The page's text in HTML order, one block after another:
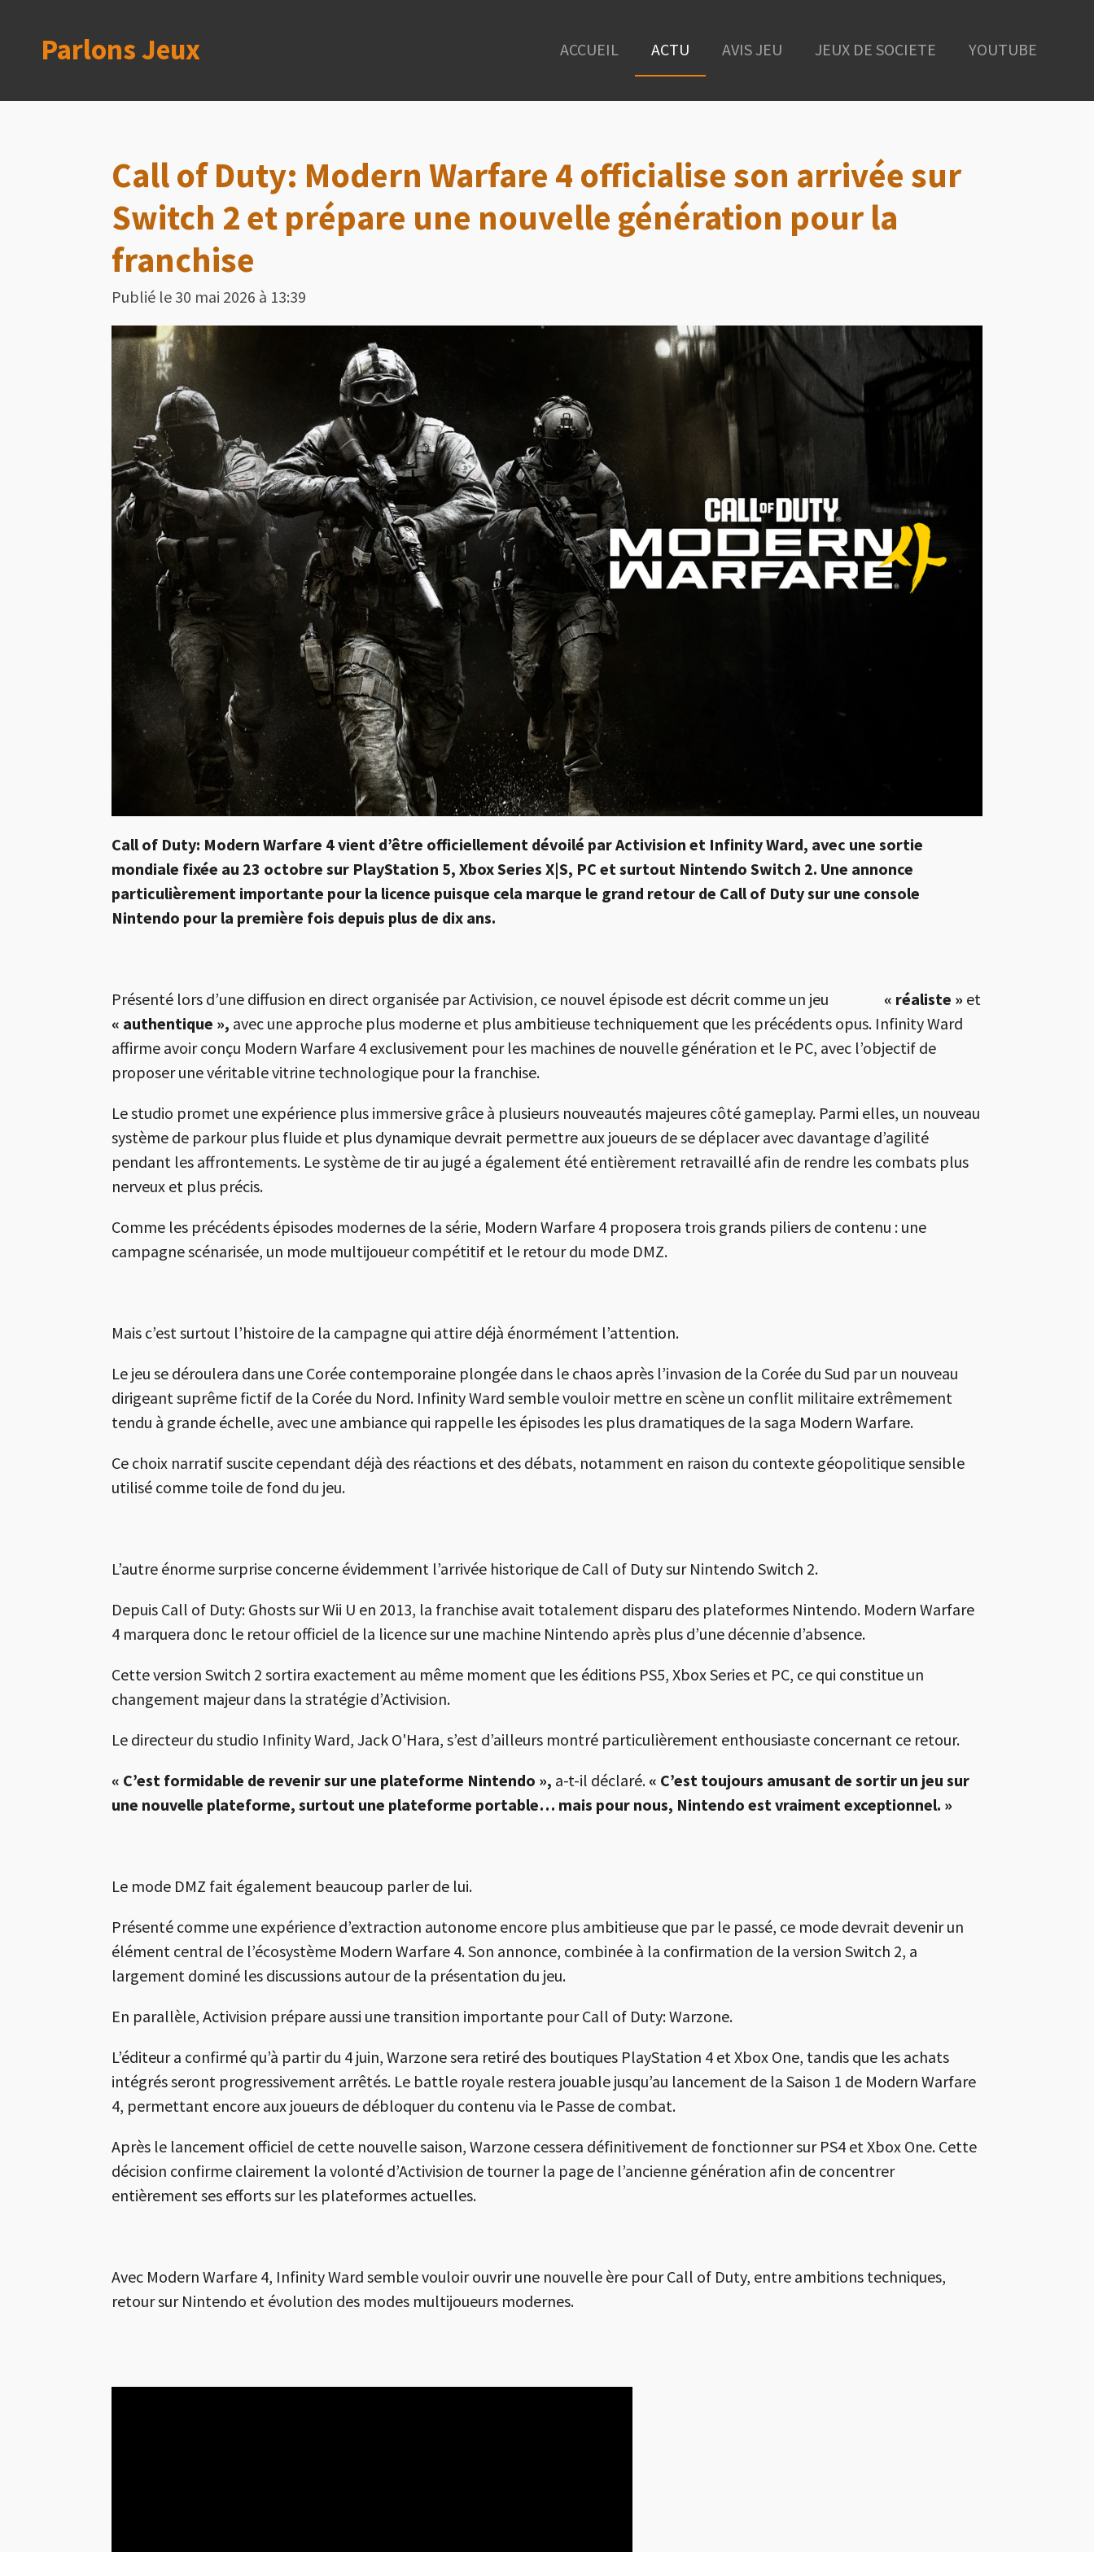
Parlons Jeux ACCUEIL ACTU AVIS JEU JEUX DE SOCIETE YOUTUBE
Call of Duty: Modern Warfare 4 officialise son arrivée sur
Switch 2 et prépare une nouvelle génération pour la
franchise
Publié le 30 mai 2026 à 13:39
Call of Duty: Modern Warfare 4vient d’être officiellement dévoilé parActivision et Infinity Ward, avec une sortie
mondiale fixée au 23 octobre sur PlayStation 5, XboxSeries X|S, PC et surtout Nintendo Switch 2. Une annonce
particulièrement importante pour la licence puisque cela marque le grand retour de Call of Duty sur une console
Nintendo pour la première fois depuis plus de dix ans.
Présenté lors d’une diffusion en direct organisée par Activision, ce nouvel épisode est décrit comme un jeu « réaliste » et
« authentique », avec une approche plus moderne et plus ambitieuse techniquement que les précédents opus. Infinity Ward
affirme avoir conçu Modern Warfare 4 exclusivement pour les machines de nouvelle génération et le PC, avec l’objectif de
proposer une véritable vitrine technologique pour la franchise.
Le studio promet une expérience plus immersive grâce à plusieurs nouveautés majeures côté gameplay. Parmi elles, un nouveau
système de parkour plus fluide et plus dynamique devrait permettre aux joueurs de se déplacer avec davantage d’agilité
pendant les affrontements. Le système de tir au jugé a également été entièrement retravaillé afin de rendre les combats plus
nerveux et plus précis.
Comme les précédents épisodes modernes de la série, Modern Warfare 4 proposera trois grands piliers de contenu : une
campagne scénarisée, un mode multijoueur compétitif et le retour du mode DMZ.
Mais c’est surtout l’histoire de la campagne qui attire déjà énormément l’attention.
Le jeu se déroulera dans une Corée contemporaine plongée dans le chaos après l’invasion de la Corée du Sud par un nouveau
dirigeant suprême fictif de la Corée du Nord. Infinity Ward semble vouloir mettre en scène un conflit militaire extrêmement
tendu à grande échelle, avec une ambiance qui rappelle les épisodes les plus dramatiques de la saga Modern Warfare.
Ce choix narratif suscite cependant déjà des réactions et des débats, notamment en raison du contexte géopolitique sensible
utilisé comme toile de fond du jeu.
L’autre énorme surprise concerne évidemment l’arrivée historique de Call of Duty sur Nintendo Switch 2.
Depuis Call of Duty: Ghostssur Wii U en 2013, la franchise avait totalement disparu des plateformes Nintendo. Modern Warfare
4 marquera donc le retour officiel de la licence sur une machine Nintendo après plus d’une décennie d’absence.
Cette version Switch 2 sortira exactement au même moment que les éditions PS5, Xbox Series et PC, ce qui constitue un
changement majeur dans la stratégie d’Activision.
Le directeur du studio Infinity Ward, Jack O'Hara, s’est d’ailleurs montré particulièrement enthousiaste concernant ce retour.
« C’est formidable de revenir sur une plateforme Nintendo », a-t-il déclaré. « C’est toujours amusant de sortir un jeu sur
une nouvelle plateforme, surtout une plateforme portable… mais pour nous, Nintendo est vraiment exceptionnel. »
Le mode DMZ fait également beaucoup parler de lui.
Présenté comme une expérience d’extraction autonome encore plus ambitieuse que par le passé, ce mode devrait devenir un
élément central de l’écosystème Modern Warfare 4. Son annonce, combinée à la confirmation de la version Switch 2, a
largement dominé les discussions autour de la présentation du jeu.
En parallèle, Activision prépare aussi une transition importante pourCall of Duty: Warzone.
L’éditeur a confirmé qu’à partir du 4 juin, Warzone sera retiré des boutiques PlayStation 4 et Xbox One, tandis que les achats
intégrés seront progressivement arrêtés. Le battle royale restera jouable jusqu’au lancement de la Saison 1 de Modern Warfare
4, permettant encore aux joueurs de débloquer du contenu via le Passe de combat.
Après le lancement officiel de cette nouvelle saison, Warzone cessera définitivement de fonctionner sur PS4 et Xbox One. Cette
décision confirme clairement la volonté d’Activision de tourner la page de l’ancienne génération afin de concentrer
entièrement ses efforts sur les plateformes actuelles.
Avec Modern Warfare 4, Infinity Ward semble vouloir ouvrir une nouvelle ère pour Call of Duty, entre ambitions techniques,
retour sur Nintendo et évolution des modes multijoueurs modernes.